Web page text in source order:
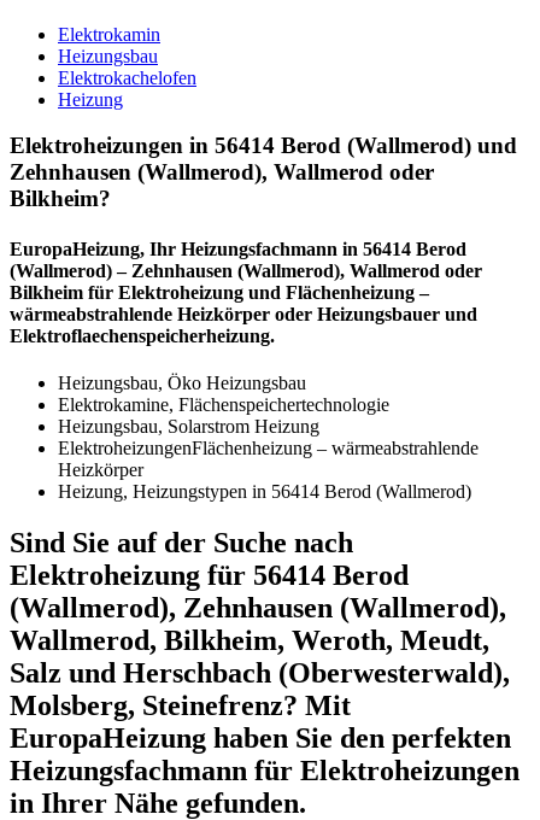
Elektrokamin
Heizungsbau
Elektrokachelofen
Heizung
Elektroheizungen in 56414 Berod (Wallmerod) und
Zehnhausen (Wallmerod), Wallmerod oder
Bilkheim?
EuropaHeizung, Ihr Heizungsfachmann in 56414 Berod
(Wallmerod) – Zehnhausen (Wallmerod), Wallmerod oder
Bilkheim für Elektroheizung und Flächenheizung –
wärmeabstrahlende Heizkörper oder Heizungsbauer und
Elektroflaechenspeicherheizung.
Heizungsbau, Öko Heizungsbau
Elektrokamine, Flächenspeichertechnologie
Heizungsbau, Solarstrom Heizung
ElektroheizungenFlächenheizung – wärmeabstrahlende
Heizkörper
Heizung, Heizungstypen in 56414 Berod (Wallmerod)
Sind Sie auf der Suche nach
Elektroheizung für 56414 Berod
(Wallmerod), Zehnhausen (Wallmerod),
Wallmerod, Bilkheim, Weroth, Meudt,
Salz und Herschbach (Oberwesterwald),
Molsberg, Steinefrenz? Mit
EuropaHeizung haben Sie den perfekten
Heizungsfachmann für Elektroheizungen
in Ihrer Nähe gefunden.